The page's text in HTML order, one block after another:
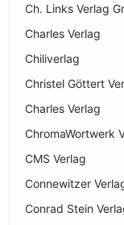
Ch. Links Verlag
Charles Verlag
Chiliverlag
Christel Göttert
Charles Verlag
ChromaWortwerk
CMS Verlag
Connewitzer
Conrad Stein